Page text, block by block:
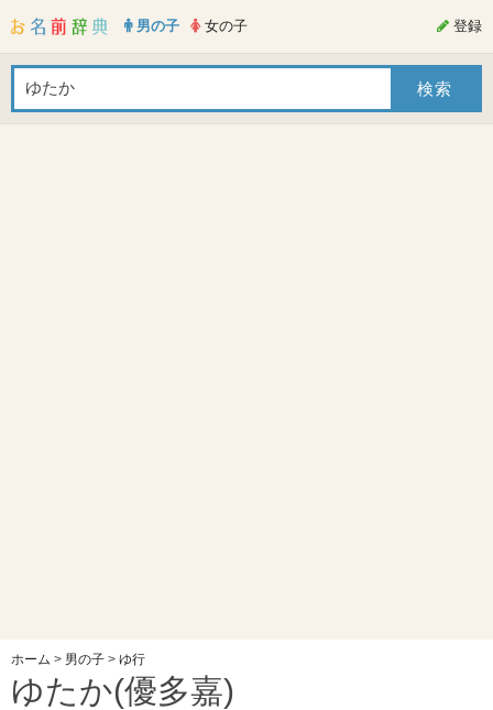
男の子 女の子 登録
ホーム > 男の子 > ゆ行
ゆたか(優多嘉)